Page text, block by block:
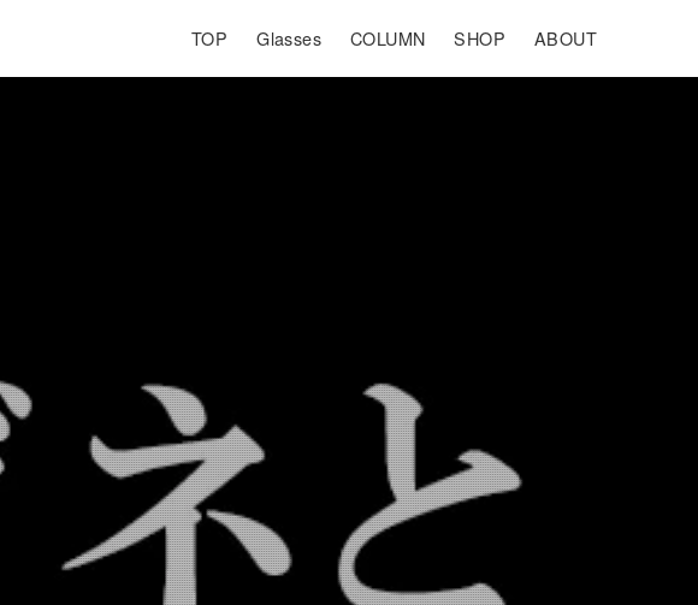
TOP Glasses COLUMN SHOP ABOUT